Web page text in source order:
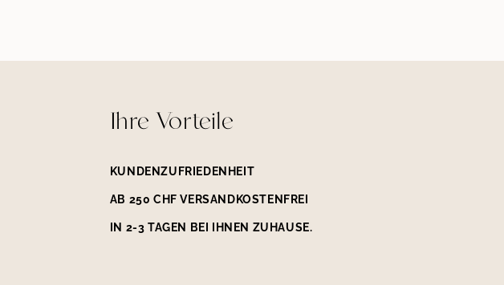
Ihre Vorteile
KUNDENZUFRIEDENHEIT
AB 250 CHF VERSANDKOSTENFREI
IN 2-3 TAGEN BEI IHNEN ZUHAUSE.